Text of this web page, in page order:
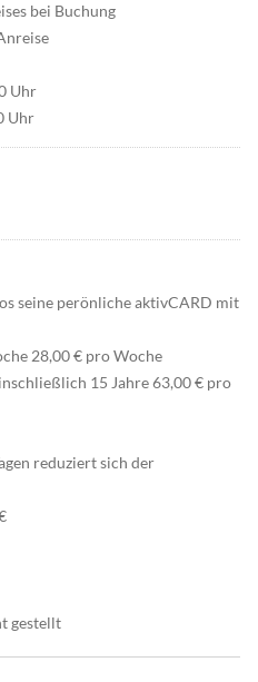
bei Buchung
Uhr
Uhr
seine perönliche aktivCARD mit
28,00 € pro Woche
15 Jahre 63,00 € pro
reduziert sich der
gestellt